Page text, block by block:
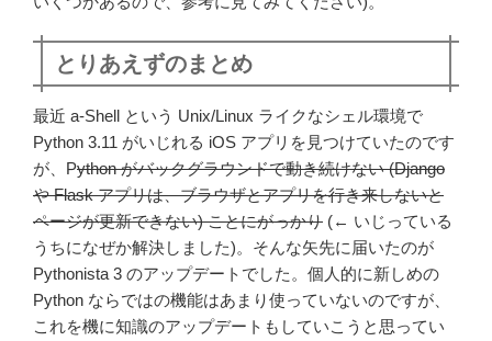
とりあえずのまとめ
最近 a-Shell という Unix/Linux ライクなシェル環境で
Python 3.11 がいじれる iOS アプリを見つけていたのです
が、Python がバックグラウンドで動き続けない (Django
や Flask アプリは、ブラウザとアプリを行き来しないと
ページが更新できない) ことにがっかり (← いじっている
うちになぜか解決しました)。そんな矢先に届いたのが
Pythonista 3 のアップデートでした。個人的に新しめの
Python ならではの機能はあまり使っていないのですが、
これを機に知識のアップデートもしていこうと思ってい